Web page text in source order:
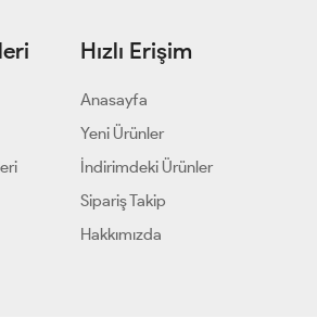
Hızlı Erişim
Anasayfa
Yeni Ürünler
İndirimdeki Ürünler
Sipariş Takip
Hakkımızda